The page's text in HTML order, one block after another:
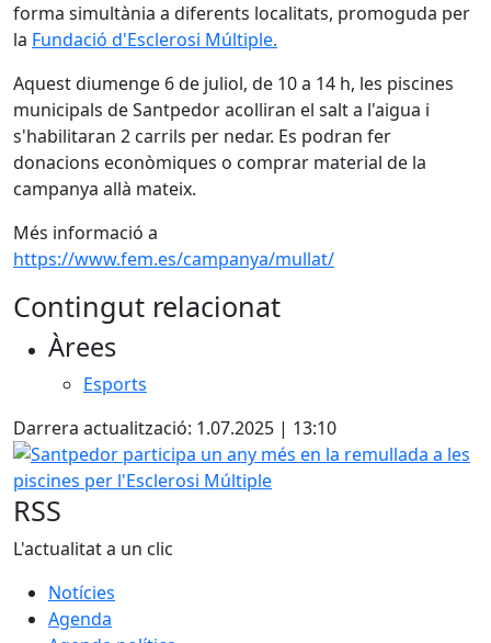
forma simultània a diferents localitats, promoguda per
la Fundació d'Esclerosi Múltiple.
Aquest diumenge 6 de juliol, de 10 a 14 h, les piscines
municipals de Santpedor acolliran el salt a l'aigua i
s'habilitaran 2 carrils per nedar. Es podran fer
donacions econòmiques o comprar material de la
campanya allà mateix.
Més informació a
https://www.fem.es/campanya/mullat/
Contingut relacionat
Àrees
Esports
Darrera actualització: 1.07.2025 | 13:10
Santpedor participa un any més en la remullada a les
RSS
L'actualitat a un clic
Notícies
Agenda